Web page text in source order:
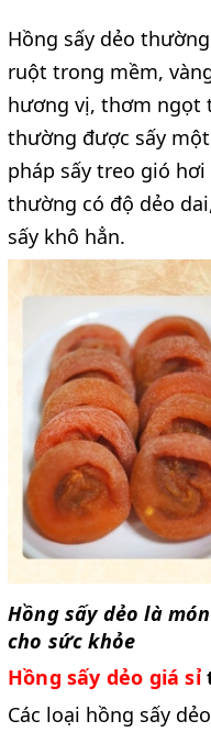
Hồng sấy dẻo
ruột trong mềm,
hương vị, thơm ngọt
thường được sấy
pháp sấy treo gió
thường có độ dẻo
sấy khô hẳn.
Hồng sấy dẻo là
cho sức khỏe
Hồng sấy dẻo giá sỉ
Các loại hồng sấy